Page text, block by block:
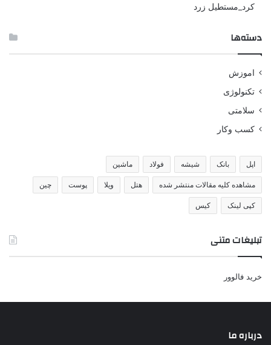
کرد_مستطیل زرد
دسته‌ها
اموزش
تکنولوژی
سلامتی
کسب وکار
اپل بانک شیشه فولاد ماشین
مشاهده کلیه مقالات منتشر شده هتل ویلا پوست چین
کپی لینک کیس
تبلیغات متنی
خرید فالوور
درباره ما